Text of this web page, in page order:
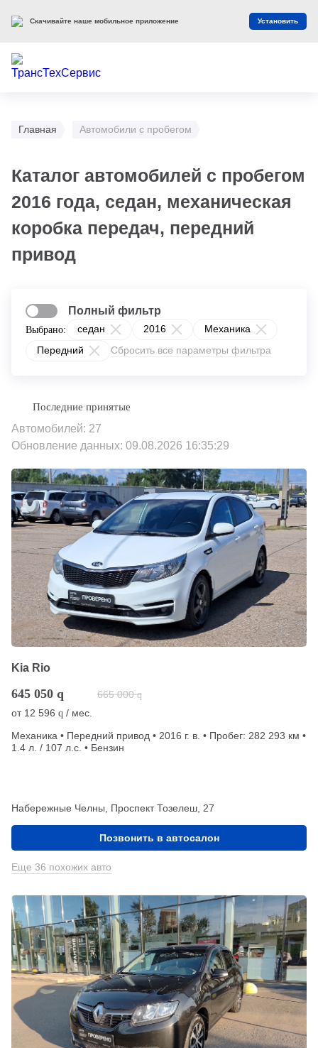
Главная Автомобили с пробегом
Каталог автомобилей с пробегом
2016 года, седан, механическая
коробка передач, передний
привод
Выбрано: седан 2016
Механика
Передний
Сбросить все параметры фильтра
Полный фильтр
Автомобилей: 27
Обновление данных: 09.08.2026 16:35:29
Kia Rio
645 050 q 665 000 q
от 12 596 q / мес.
Механика • Передний привод • 2016 г. в. • Пробег: 282 293 км •
1.4 л. / 107 л.с. • Бензин
Набережные Челны, Проспект Тозелеш, 27
Позвонить в автосалон
Еще 36 похожих авто
Скачивайте наше мобильное приложение Установить